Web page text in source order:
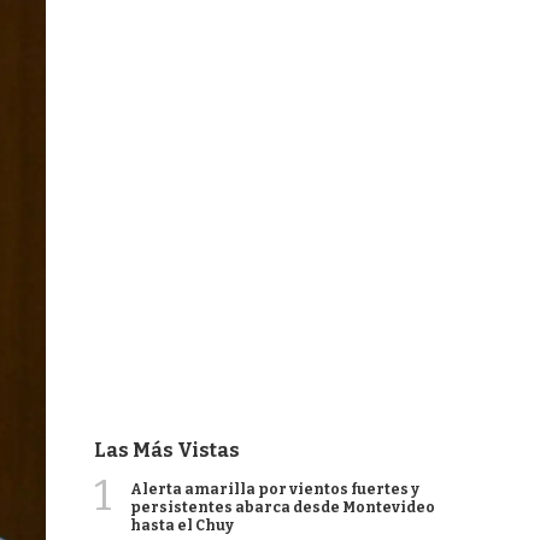
Las Más Vistas
1
Alerta amarilla por vientos fuertes y
persistentes abarca desde Montevideo
hasta el Chuy